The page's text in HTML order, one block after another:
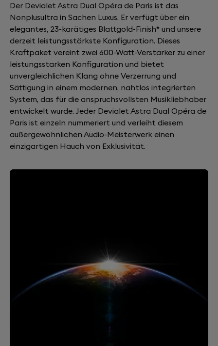
Der Devialet Astra Dual Opéra de Paris ist das
Nonplusultra in Sachen Luxus. Er verfügt über ein
elegantes, 23-karätiges Blattgold-Finish* und unsere
derzeit leistungsstärkste Konfiguration. Dieses
Kraftpaket vereint zwei 600-Watt-Verstärker zu einer
leistungsstarken Konfiguration und bietet
unvergleichlichen Klang ohne Verzerrung und
Sättigung in einem modernen, nahtlos integrierten
System, das für die anspruchsvollsten Musikliebhaber
entwickelt wurde. Jeder Devialet Astra Dual Opéra de
Paris ist einzeln nummeriert und verleiht diesem
außergewöhnlichen Audio-Meisterwerk einen
einzigartigen Hauch von Exklusivität.